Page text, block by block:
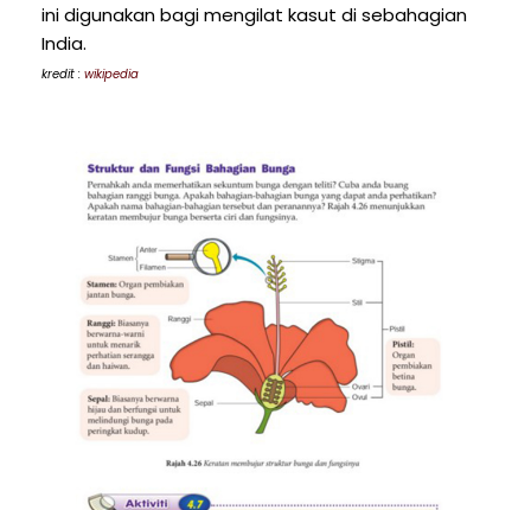
ini digunakan bagi mengilat kasut di sebahagian
India.
kredit : wikipedia